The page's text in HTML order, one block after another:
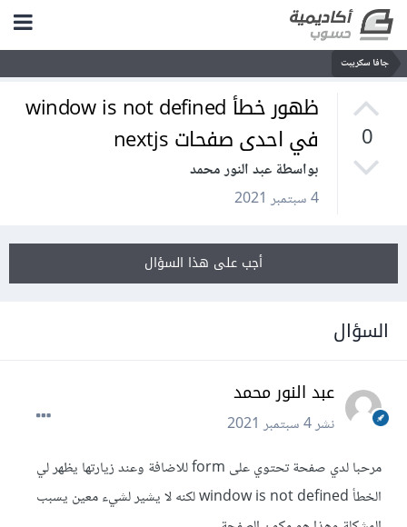
جافا سكريبت
0
ظهور خطأ window is not defined
في احدى صفحات nextjs
بواسطة عبد النور محمد
4 سبتمبر 2021
أجب على هذا السؤال
السؤال
عبد النور محمد
نشر4 سبتمبر 2021
مرحبا لدي صفحة تحتوي على form للاضافة وعند زيارتها يظهر لي
الخطأ window is not defined لكنه لا يشير لشيء معين يسبب